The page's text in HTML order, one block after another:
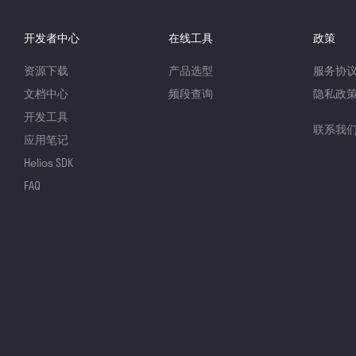
开发者中心
资源下载
文档中心
开发工具
应用笔记
Helios SDK
FAQ
在线工具
产品选型
频段查询
政策
服务协
隐私政
联系我